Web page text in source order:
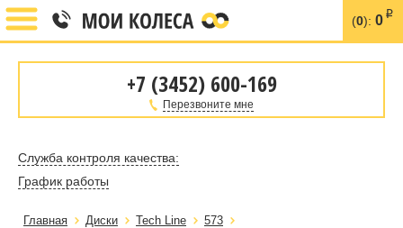
(0): 0 i
+7 (3452) 600-169
Перезвоните мне
Служба контроля качества:
График работы
Главная Диски Tech Line
573